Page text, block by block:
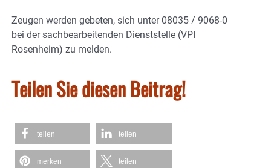
Zeugen werden gebeten, sich unter 08035 / 9068-0
bei der sachbearbeitenden Dienststelle (VPI
Rosenheim) zu melden.
Teilen Sie diesen Beitrag!
teilen teilen
merken teilen